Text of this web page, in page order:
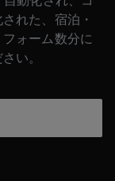
centralize
and
end-to-
an 84%
room night,
Study
れた、宿泊・
ォーム数分に
い。